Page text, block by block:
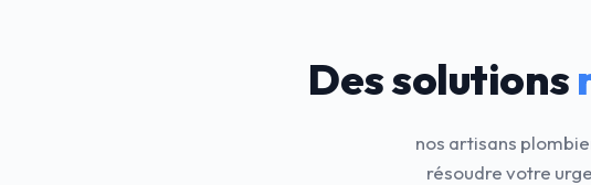
Des solutions
nos artisans
résoudre votre